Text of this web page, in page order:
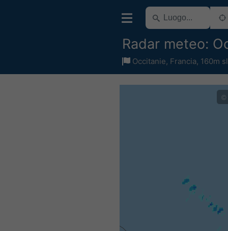
Radar meteo:
Occitanie, Francia, 160m
©